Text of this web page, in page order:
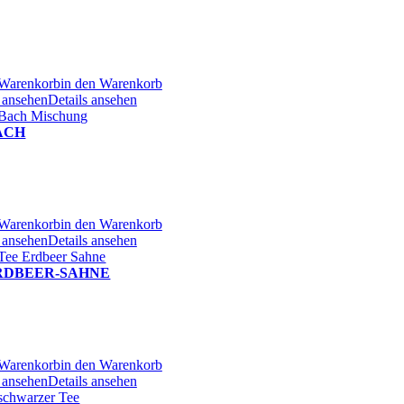
in den Warenkorb
Details ansehen
in den Warenkorb
Details ansehen
SAHNE
in den Warenkorb
Details ansehen